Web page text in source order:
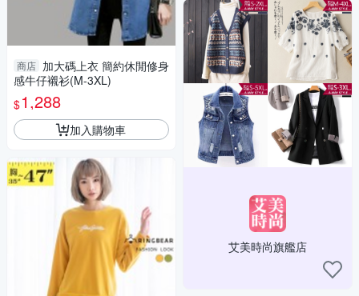
商店 加大碼上衣 簡約休閒修身
感牛仔襯衫(M-3XL)
$1,288
加入購物車
艾美時尚旗艦店